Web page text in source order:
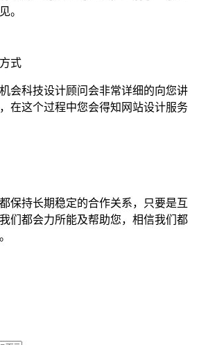
。
式
会科技设计顾问会非常详细的向您讲
在这个过程中您会得知网站设计服务
保持长期稳定的合作关系，只要是互
们都会力所能及帮助您，相信我们都